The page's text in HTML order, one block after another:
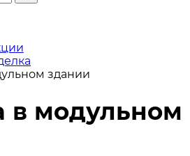
здании
в модульном